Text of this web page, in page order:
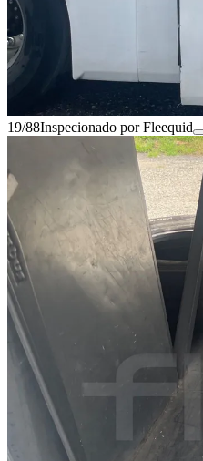
19/88Inspecionado por Fleequid